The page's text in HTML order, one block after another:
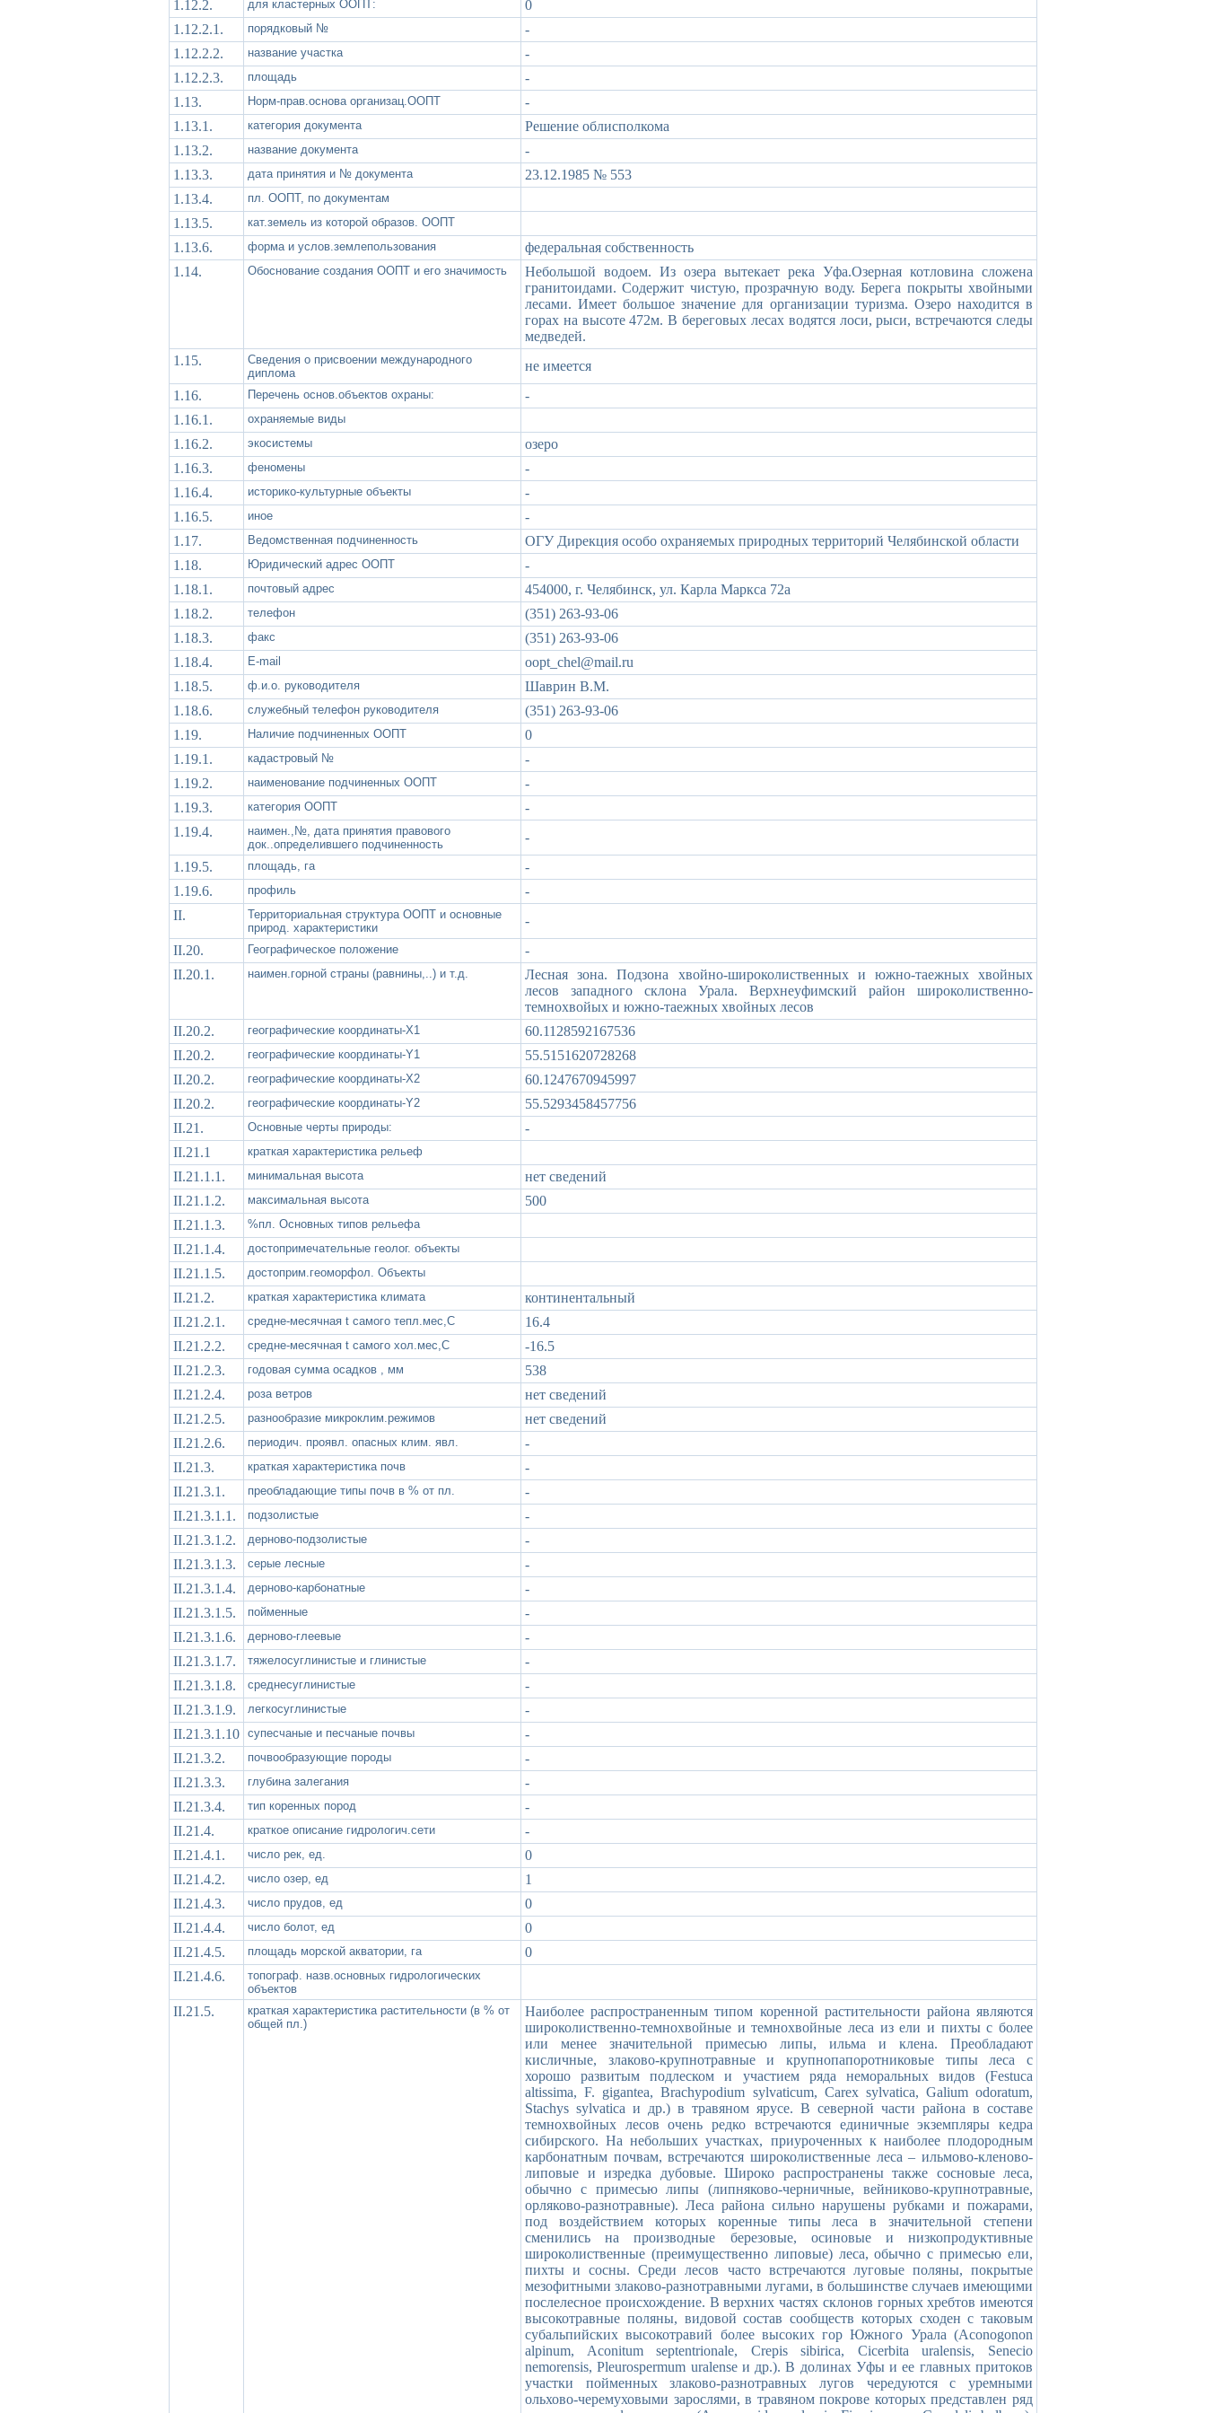
1.12.2.
для кластерных ООПТ:
0
1.12.2.1.
порядковый №
-
1.12.2.2.
название участка
-
1.12.2.3.
площадь
-
1.13.
Норм-прав.основа организац.ООПТ
-
1.13.1.
категория документа
Решение облисполкома
1.13.2.
название документа
-
1.13.3.
дата принятия и № документа
23.12.1985 № 553
1.13.4.
пл. ООПТ, по документам
1.13.5. кат.земель из которой образов. ООПТ
1.13.6. форма и услов.землепользования
федеральная собственность
1.14.
Обоснование создания ООПТ и его значимость
Небольшой водоем. Из озера вытекает река Уфа.Озерная котловина сложена
гранитоидами. Содержит чистую, прозрачную воду. Берега покрыты хвойными
лесами. Имеет большое значение для организации туризма. Озеро находится в
горах на высоте 472м. В береговых лесах водятся лоси, рыси, встречаются следы
медведей.
1.15.
Сведения о присвоении международного
диплома
не имеется
1.16.
Перечень основ.объектов охраны:
-
1.16.1.
охраняемые виды
1.16.2. экосистемы
озеро
1.16.3.
феномены
-
1.16.4.
историко-культурные объекты
-
1.16.5.
иное
-
1.17.
Ведомственная подчиненность
ОГУ Дирекция особо охраняемых природных территорий Челябинской области
1.18.
Юридический адрес ООПТ
-
1.18.1.
почтовый адрес
454000, г. Челябинск, ул. Карла Маркса 72а
1.18.2.
телефон
(351) 263-93-06
1.18.3.
факс
(351) 263-93-06
1.18.4.
Е-mail
oopt_chel@mail.ru
1.18.5.
ф.и.о. руководителя
Шаврин В.М.
1.18.6.
служебный телефон руководителя
(351) 263-93-06
1.19.
Наличие подчиненных ООПТ
0
1.19.1.
кадастровый №
-
1.19.2.
наименование подчиненных ООПТ
-
1.19.3.
категория ООПТ
-
1.19.4.
наимен.,№, дата принятия правового
док..определившего подчиненность
-
1.19.5.
площадь, га
-
1.19.6.
профиль
-
II.
Территориальная структура ООПТ и основные
природ. характеристики
-
II.20.
Географическое положение
-
II.20.1.
наимен.горной страны (равнины,..) и т.д.
Лесная зона. Подзона хвойно-широколиственных и южно-таежных хвойных
лесов западного склона Урала. Верхнеуфимский район широколиственно-
темнохвойых и южно-таежных хвойных лесов
II.20.2.
географические координаты-X1
60.1128592167536
II.20.2.
географические координаты-Y1
55.5151620728268
II.20.2.
географические координаты-X2
60.1247670945997
II.20.2.
географические координаты-Y2
55.5293458457756
II.21.
Основные черты природы:
-
II.21.1
краткая характеристика рельеф
II.21.1.1. минимальная высота
нет сведений
II.21.1.2.
максимальная высота
500
II.21.1.3.
%пл. Основных типов рельефа
II.21.1.4. достопримечательные геолог. объекты
II.21.1.5. достоприм.геоморфол. Объекты
II.21.2. краткая характеристика климата
континентальный
II.21.2.1.
средне-месячная t самого тепл.мес,С
16.4
II.21.2.2.
средне-месячная t самого хол.мес,С
-16.5
II.21.2.3.
годовая сумма осадков , мм
538
II.21.2.4.
роза ветров
нет сведений
II.21.2.5.
разнообразие микроклим.режимов
нет сведений
II.21.2.6.
периодич. проявл. опасных клим. явл.
-
II.21.3.
краткая характеристика почв
-
II.21.3.1.
преобладающие типы почв в % от пл.
-
II.21.3.1.1.
подзолистые
-
II.21.3.1.2.
дерново-подзолистые
-
II.21.3.1.3.
серые лесные
-
II.21.3.1.4.
дерново-карбонатные
-
II.21.3.1.5.
пойменные
-
II.21.3.1.6.
дерново-глеевые
-
II.21.3.1.7.
тяжелосуглинистые и глинистые
-
II.21.3.1.8.
среднесуглинистые
-
II.21.3.1.9.
легкосуглинистые
-
II.21.3.1.10 супесчаные и песчаные почвы
-
II.21.3.2.
почвообразующие породы
-
II.21.3.3.
глубина залегания
-
II.21.3.4.
тип коренных пород
-
II.21.4.
краткое описание гидрологич.сети
-
II.21.4.1.
число рек, ед.
0
II.21.4.2.
число озер, ед
1
II.21.4.3.
число прудов, ед
0
II.21.4.4.
число болот, ед
0
II.21.4.5.
площадь морской акватории, га
0
II.21.4.6.
топограф. назв.основных гидрологических
объектов
II.21.5.
краткая характеристика растительности (в % от
общей пл.)
Наиболее распространенным типом коренной растительности района являются
широколиственно-темнохвойные и темнохвойные леса из ели и пихты с более
или менее значительной примесью липы, ильма и клена. Преобладают
кисличные, злаково-крупнотравные и крупнопапоротниковые типы леса с
хорошо развитым подлеском и участием ряда неморальных видов (Festuca
altissima, F. gigantea, Brachypodium sylvaticum, Carex sylvatica, Galium odoratum,
Stachys sylvatica и др.) в травяном ярусе. В северной части района в составе
темнохвойных лесов очень редко встречаются единичные экземпляры кедра
сибирского. На небольших участках, приуроченных к наиболее плодородным
карбонатным почвам, встречаются широколиственные леса – ильмово-кленово-
липовые и изредка дубовые. Широко распространены также сосновые леса,
обычно с примесью липы (липняково-черничные, вейниково-крупнотравные,
орляково-разнотравные). Леса района сильно нарушены рубками и пожарами,
под воздействием которых коренные типы леса в значительной степени
сменились на производные березовые, осиновые и низкопродуктивные
широколиственные (преимущественно липовые) леса, обычно с примесью ели,
пихты и сосны. Среди лесов часто встречаются луговые поляны, покрытые
мезофитными злаково-разнотравными лугами, в большинстве случаев имеющими
послелесное происхождение. В верхних частях склонов горных хребтов имеются
высокотравные поляны, видовой состав сообществ которых сходен с таковым
субальпийских высокотравий более высоких гор Южного Урала (Aconogonon
alpinum, Aconitum septentrionale, Crepis sibirica, Cicerbita uralensis, Senecio
nemorensis, Pleurospermum uralense и др.). В долинах Уфы и ее главных притоков
участки пойменных злаково-разнотравных лугов чередуются с уремными
ольхово-черемуховыми зарослями, в травяном покрове которых представлен ряд